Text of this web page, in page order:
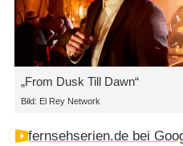
„From Dusk Till Dawn“
Bild: El Rey Network
fernsehserien.de bei